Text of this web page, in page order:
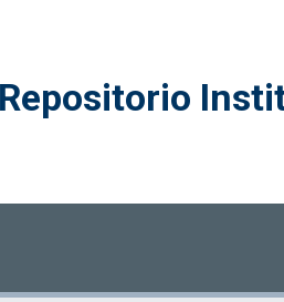
Repositorio